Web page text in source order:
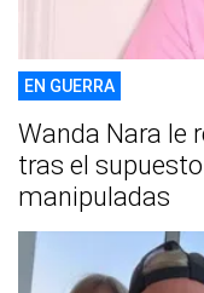
EN GUERRA
Wanda Nara le
tras el
manipuladas